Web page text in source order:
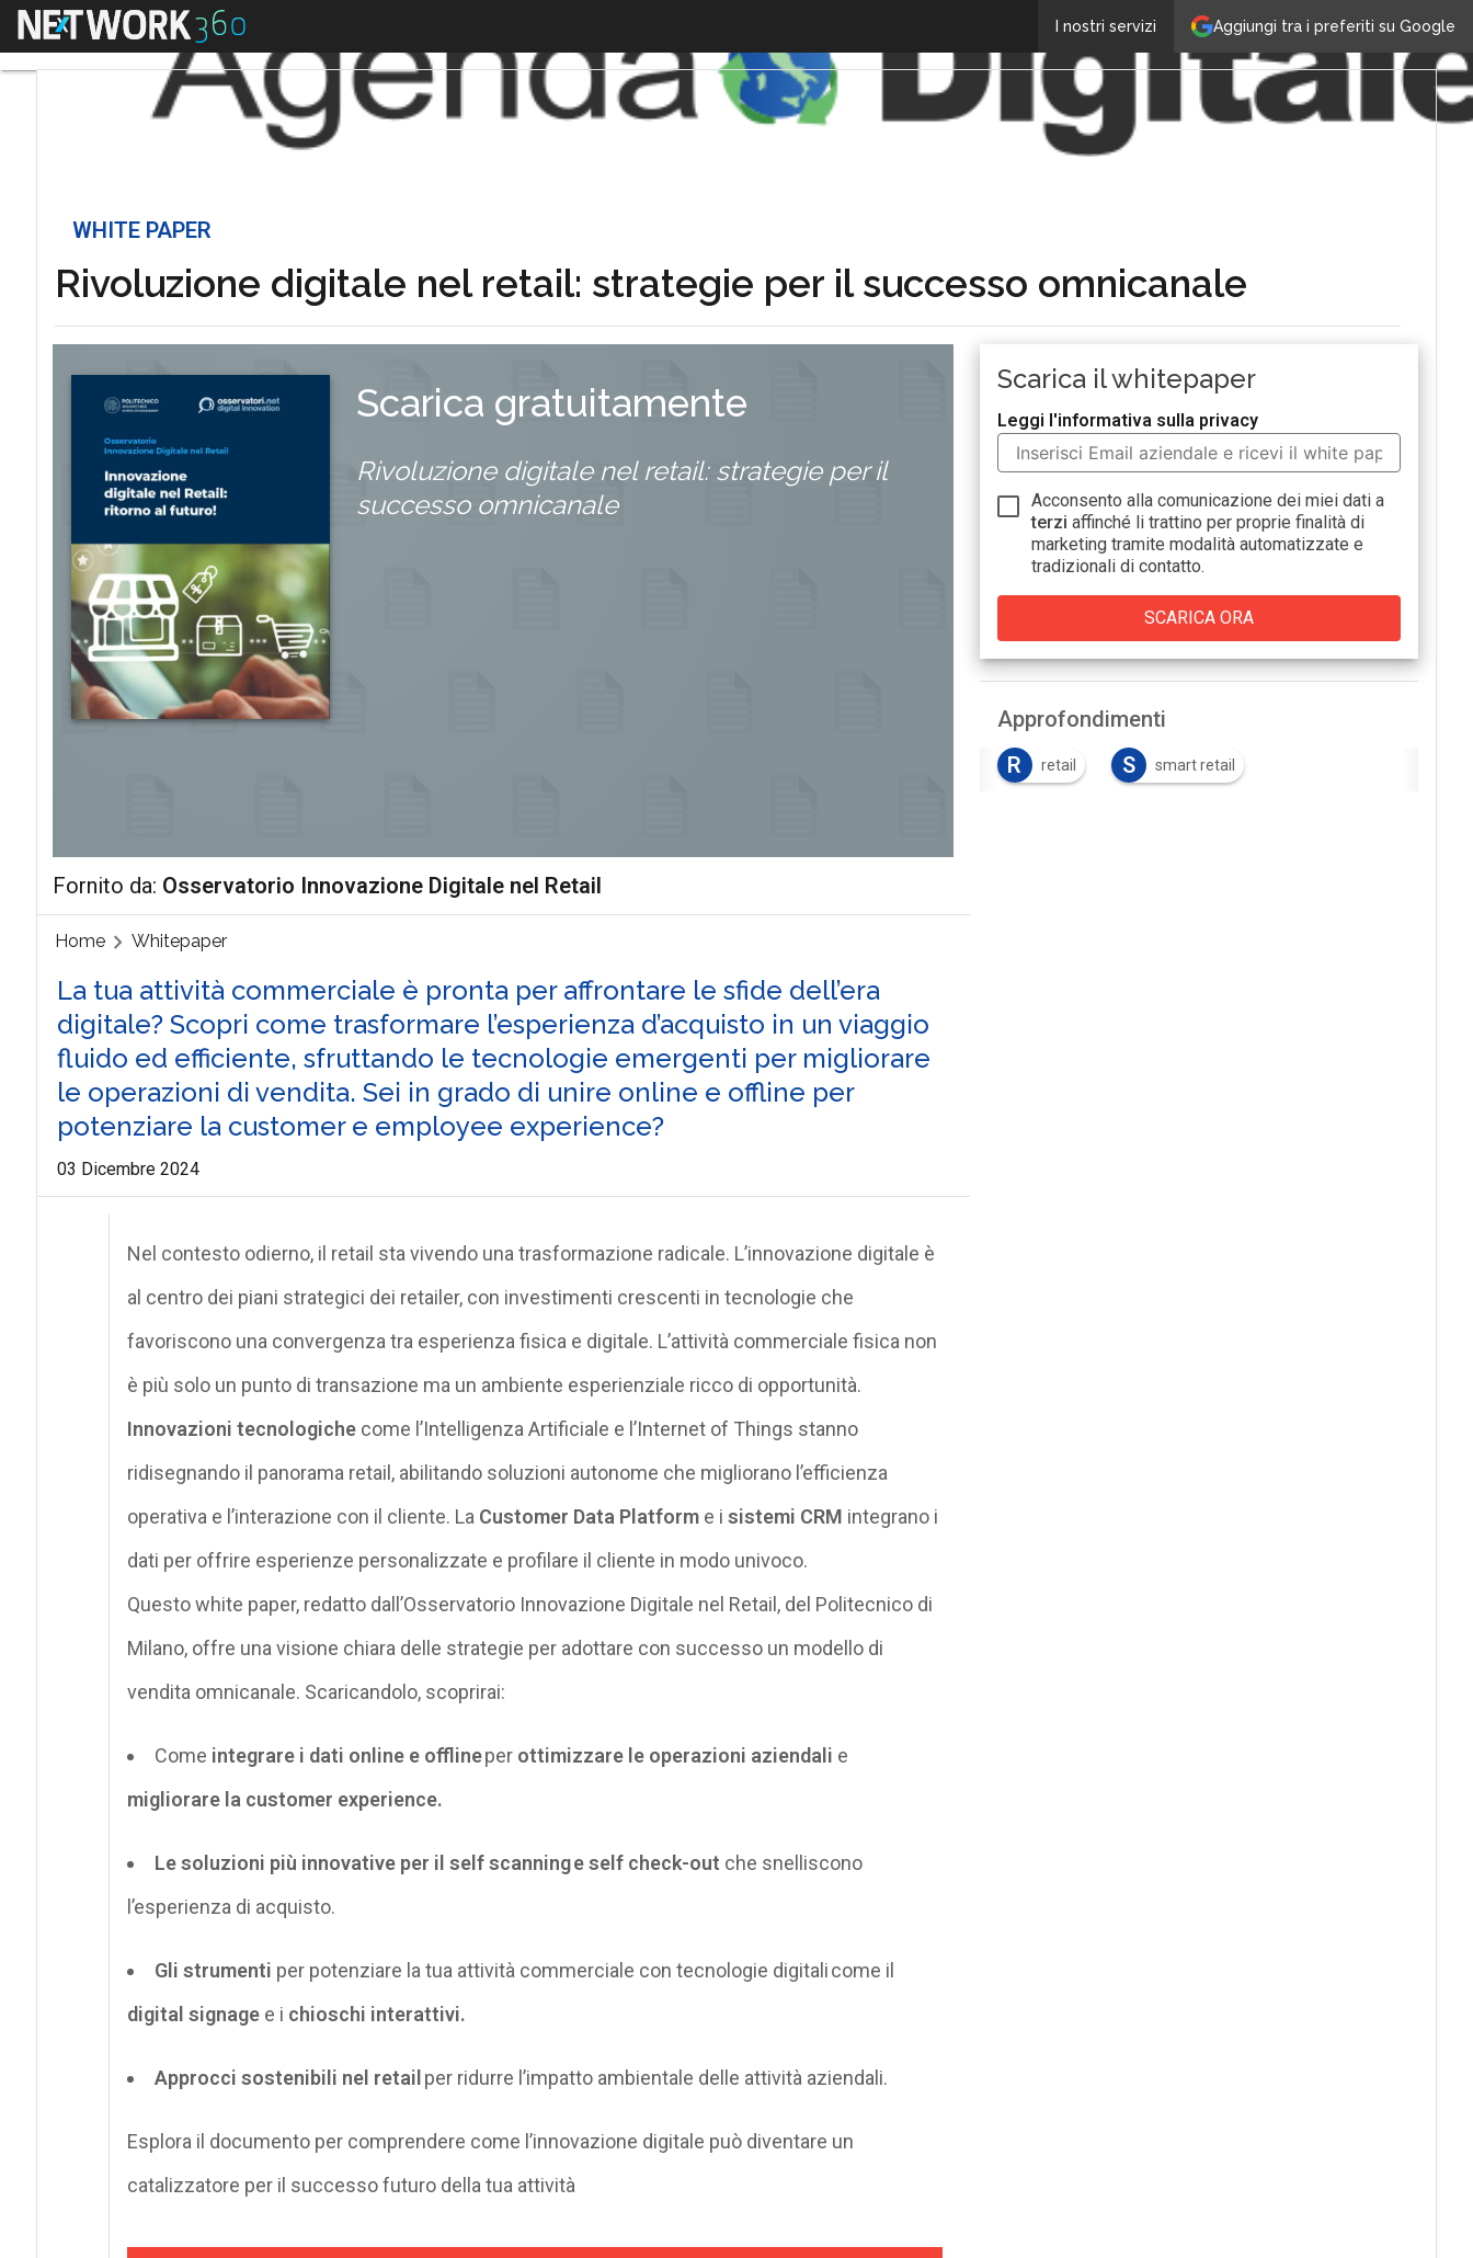
Aggiungi tra i preferiti su Google
I nostri servizi
Menu
WHITE PAPER
Rivoluzione digitale nel retail: strategie per il successo omnicanale
Scarica gratuitamente
Rivoluzione digitale nel retail: strategie per il
successo omnicanale
Fornito da: Osservatorio Innovazione Digitale nel Retail
Home Whitepaper
La tua attività commerciale è pronta per affrontare le sfide dell’era
digitale? Scopri come trasformare l’esperienza d’acquisto in un viaggio
fluido ed efficiente, sfruttando le tecnologie emergenti per migliorare
le operazioni di vendita. Sei in grado di unire online e offline per
potenziare la customer e employee experience?
03 Dicembre 2024
Nel contesto odierno, il retail sta vivendo una trasformazione radicale. L’innovazione digitale è
al centro dei piani strategici dei retailer, con investimenti crescenti in tecnologie che
favoriscono una convergenza tra esperienza fisica e digitale. L’attività commerciale fisica non
è più solo un punto di transazione ma un ambiente esperienziale ricco di opportunità.
Innovazioni tecnologichecome l’Intelligenza Artificiale e l’Internet of Things stanno
ridisegnando il panorama retail, abilitando soluzioni autonome che migliorano l’efficienza
operativa e l’interazione con il cliente. La Customer Data Platforme i sistemi CRM integrano i
dati per offrire esperienze personalizzate e profilare il cliente in modo univoco.
Questo white paper, redatto dall’Osservatorio Innovazione Digitale nel Retail, del Politecnico di
Milano, offre una visione chiara delle strategie per adottare con successo un modello di
vendita omnicanale. Scaricandolo, scoprirai:
Come integrare i dati online e offlineperottimizzare le operazioni aziendali e
migliorare la customer experience.
Le soluzioni più innovative per il self scanning e self check-out che snelliscono
l’esperienza di acquisto.
Gli strumenti per potenziare la tua attività commerciale con tecnologie digitali come il
digital signage e i chioschi interattivi.
Approcci sostenibili nel retailper ridurre l’impatto ambientale delle attività aziendali.
Esplora il documento per comprendere come l’innovazione digitale può diventare un
catalizzatore per il successo futuro della tua attività
Scarica il whitepaper
Leggi l'informativa sulla privacy
Acconsento alla comunicazione dei miei dati a
terzi affinché li trattino per proprie finalità di
marketing tramite modalità automatizzate e
tradizionali di contatto.
Approfondimenti
R
retail S smart retail